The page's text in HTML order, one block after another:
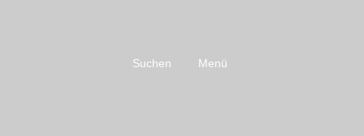
Suchen Menü